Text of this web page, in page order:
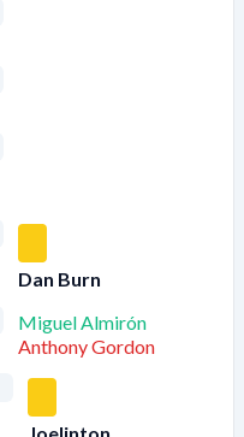
Dan Burn
Miguel Almirón
Anthony Gordon